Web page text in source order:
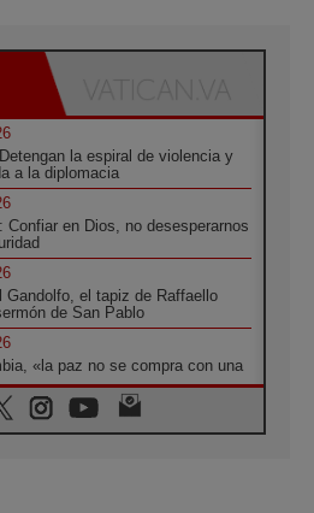
la espiral de violencia y
a la diplomacia
Confiar en Dios, no desesperarnos
Gandolfo, el tapiz de Raffaello
de San Pablo
«la paz no se compra con una
celebraron los 416 años del